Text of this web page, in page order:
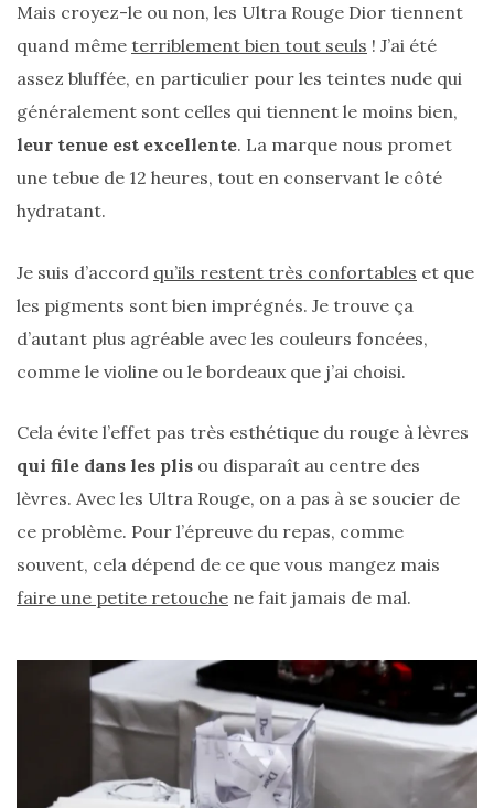
achats
(45)
Luxe
Sélections
shopping
(43)
ARCHIVES
DU BLOG
Mais croyez-le ou non, les Ultra Rouge Dior tiennent
quand même terriblement bien tout seuls ! J’ai été
assez bluffée, en particulier pour les teintes nude qui
généralement sont celles qui tiennent le moins bien,
leur tenue est excellente. La marque nous promet
une tebue de 12 heures, tout en conservant le côté
hydratant.
Je suis d’accord qu’ils restent très confortables et que
les pigments sont bien imprégnés. Je trouve ça
d’autant plus agréable avec les couleurs foncées,
comme le violine ou le bordeaux que j’ai choisi.
Cela évite l’effet pas très esthétique du rouge à lèvres
qui file dans les plis ou disparaît au centre des
lèvres. Avec les Ultra Rouge, on a pas à se soucier de
ce problème. Pour l’épreuve du repas, comme
souvent, cela dépend de ce que vous mangez mais
faire une petite retouche ne fait jamais de mal.